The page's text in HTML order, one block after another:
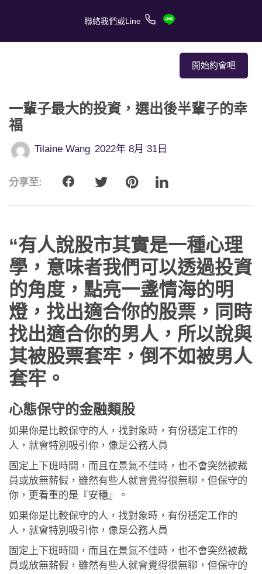
聯絡我們或Line
開始約會吧
關於我們
關於服務
約會技巧
約會助理App
聯絡我們
一輩子最大的投資，選出後半輩子的幸
福
Tilaine Wang 2022年 8月 31日
分享至:
“有人說股市其實是一種心理
學，意味者我們可以透過投資
的角度，點亮一盞情海的明
燈，找出適合你的股票，同時
找出適合你的男人，所以說與
其被股票套牢，倒不如被男人
套牢。
心態保守的金融類股
如果你是比較保守的人，找對象時，有份穩定工作的
人，就會特別吸引你，像是公務人員
固定上下班時間，而且在景氣不佳時，也不會突然被裁
員或放無薪假，雖然有些人就會覺得很無聊，但保守的
你，更看重的是『安穩』。
如果你是比較保守的人，找對象時，有份穩定工作的
人，就會特別吸引你，像是公務人員
固定上下班時間，而且在景氣不佳時，也不會突然被裁
員或放無薪假，雖然有些人就會覺得很無聊，但保守的